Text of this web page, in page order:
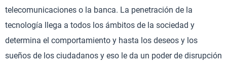
telecomunicaciones o la banca. La penetración de la
tecnología llega a todos los ámbitos de la sociedad y
determina el comportamiento y hasta los deseos y los
sueños de los ciudadanos y eso le da un poder de disrupción